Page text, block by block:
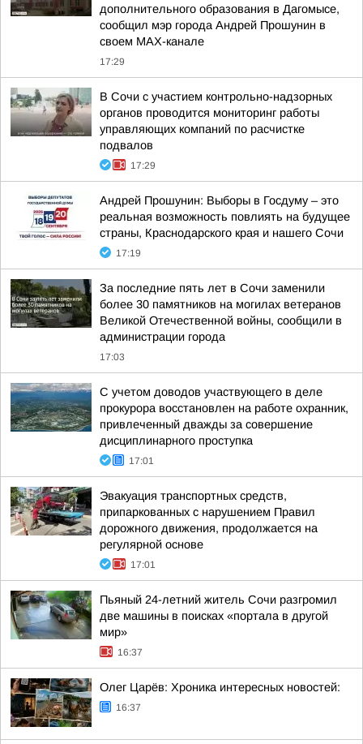
дополнительного образования в Дагомысе,
сообщил мэр города Андрей Прошунин в
своем MAX-канале
17:29
В Сочи с участием контрольно-надзорных
органов проводится мониторинг работы
управляющих компаний по расчистке
подвалов
17:29
Андрей Прошунин: Выборы в Госдуму – это
реальная возможность повлиять на будущее
страны, Краснодарского края и нашего Сочи
17:19
За последние пять лет в Сочи заменили
более 30 памятников на могилах ветеранов
Великой Отечественной войны, сообщили в
администрации города
17:03
С учетом доводов участвующего в деле
прокурора восстановлен на работе охранник,
привлеченный дважды за совершение
дисциплинарного проступка
17:01
Эвакуация транспортных средств,
припаркованных с нарушением Правил
дорожного движения, продолжается на
регулярной основе
17:01
Пьяный 24-летний житель Сочи разгромил
две машины в поисках «портала в другой
мир»
16:37
Олег Царёв: Хроника интересных новостей:
16:37